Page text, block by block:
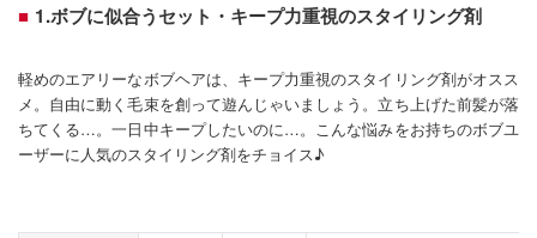
1.ボブに似合うセット・キープ力重視のスタイリング剤
軽めのエアリーなボブヘアは、キープ力重視のスタイリング剤がオスス
メ。自由に動く毛束を創って遊んじゃいましょう。立ち上げた前髪が落
ちてくる…。一日中キープしたいのに…。こんな悩みをお持ちのボブユ
ーザーに人気のスタイリング剤をチョイス♪